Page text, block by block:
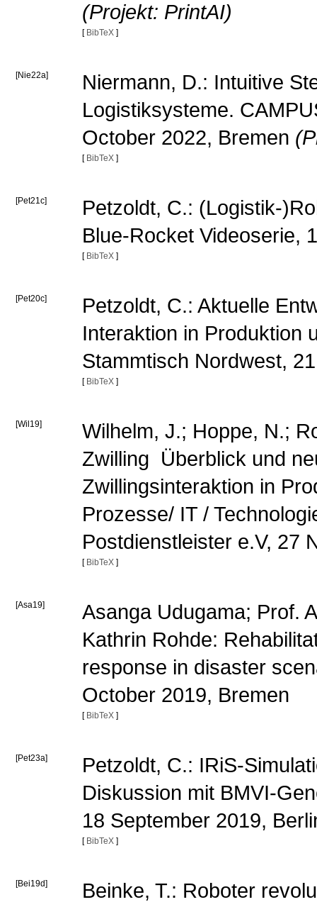
(Projekt: PrintAI)
[ BibTeX ]
[Nie22a]
Niermann, D.: Intuitive
Logistiksysteme.
October 2022, Bremen
[ BibTeX ]
[Pet21c]
Petzoldt, C.: (Logistik-
Blue-Rocket Videoserie,
[ BibTeX ]
[Pet20c]
Petzoldt, C.: Aktuelle
Interaktion in Produktion
Stammtisch Nordwest,
[ BibTeX ]
[Wil19]
Wilhelm, J.; Hoppe, N.;
Zwilling  Überblick und
Zwillingsinteraktion in
Prozesse/ IT /
Postdienstleister e.V, 27
[ BibTeX ]
[Asa19]
Asanga Udugama; Prof.
Kathrin Rohde:
response in disaster
October 2019, Bremen
[ BibTeX ]
[Pet23a]
Petzoldt, C.: IRiS-
Diskussion mit BMVI-
18 September 2019,
[ BibTeX ]
[Bei19d] Beinke, T.: Roboter